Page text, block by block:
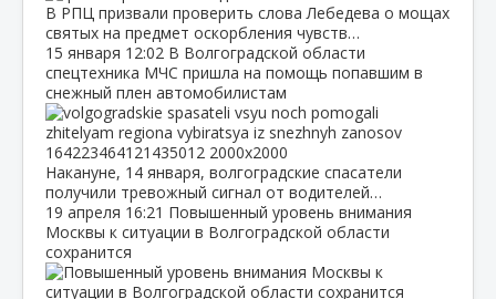
В РПЦ призвали проверить слова Лебедева о мощах
святых на предмет оскорбления чувств…
15 января 12:02 В Волгоградской области
спецтехника МЧС пришла на помощь попавшим в
снежный плен автомобилистам
Накануне, 14 января, волгоградские спасатели
получили тревожный сигнал от водителей…
19 апреля 16:21 Повышенный уровень внимания
Москвы к ситуации в Волгоградской области
сохранится